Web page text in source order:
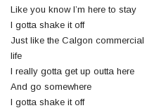
Like you know I’m here to stay
I gotta shake it off
Just like the Calgon commercial
life
I really gotta get up outta here
And go somewhere
I gotta shake it off